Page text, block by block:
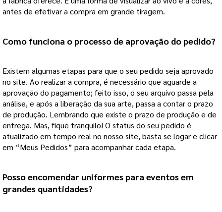
antes de efetivar a compra em grande tiragem.
Como funciona o processo de aprovação do pedido?
Existem algumas etapas para que o seu pedido seja aprovado
no site. Ao realizar a compra, é necessário que aguarde a
aprovação do pagamento; feito isso, o seu arquivo passa pela
análise, e após a liberação da sua arte, passa a contar o prazo
de produção. Lembrando que existe o prazo de produção e de
entrega. Mas, fique tranquilo! O status do seu pedido é
atualizado em tempo real no nosso site, basta se logar e clicar
em “Meus Pedidos” para acompanhar cada etapa.
Posso encomendar uniformes para eventos em
grandes quantidades?